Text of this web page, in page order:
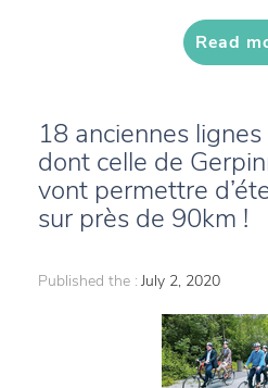
Read
18 anciennes
dont celle de
vont permettre
sur près de 90km !
Published the : July 2, 2020